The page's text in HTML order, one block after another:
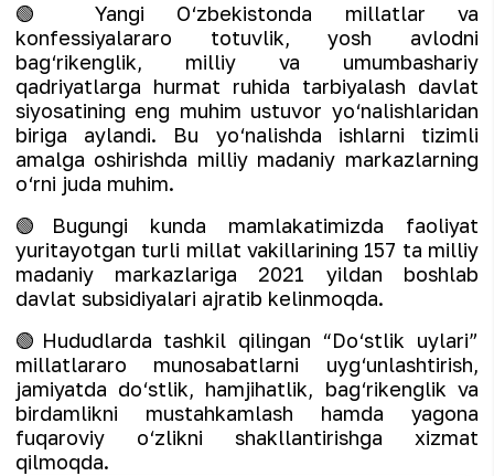
🟢 Yangi O‘zbekistonda millatlar va
konfessiyalararo totuvlik, yosh avlodni
bag‘rikenglik, milliy va umumbashariy
qadriyatlarga hurmat ruhida tarbiyalash davlat
siyosatining eng muhim ustuvor yo‘nalishlaridan
biriga aylandi. Bu yo‘nalishda ishlarni tizimli
amalga oshirishda milliy madaniy markazlarning
o‘rni juda muhim.
🟢Bugungi kunda mamlakatimizda faoliyat
yuritayotgan turli millat vakillarining 157 ta milliy
madaniy markazlariga 2021 yildan boshlab
davlat subsidiyalari ajratib kelinmoqda.
🟢Hududlarda tashkil qilingan “Do‘stlik uylari”
millatlararo munosabatlarni uyg‘unlashtirish,
jamiyatda do‘stlik, hamjihatlik, bag‘rikenglik va
birdamlikni mustahkamlash hamda yagona
fuqaroviy o‘zlikni shakllantirishga xizmat
qilmoqda.